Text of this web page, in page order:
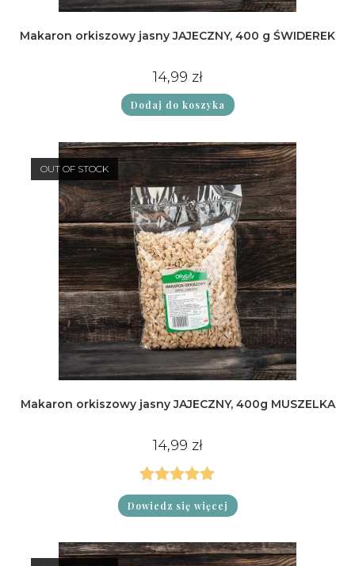
Makaron orkiszowy jasny JAJECZNY, 400 g ŚWIDEREK
14,99 zł
Dodaj do koszyka
OUT OF STOCK
Makaron orkiszowy jasny JAJECZNY, 400g MUSZELKA
14,99 zł
Oceniono
5.00na 5
Dowiedz się więcej